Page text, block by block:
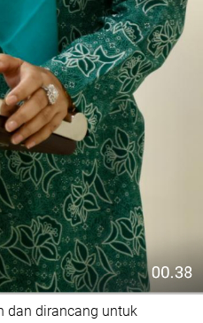
dan dirancang untuk